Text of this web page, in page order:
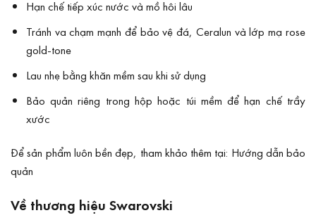
Hạn chế tiếp xúc nước và mồ hôi lâu
Tránh va chạm mạnh để bảo vệ đá, Ceralun và lớp mạ rose
gold-tone
Lau nhẹ bằng khăn mềm sau khi sử dụng
Bảo quản riêng trong hộp hoặc túi mềm để hạn chế trầy
xước
Để sản phẩm luôn bền đẹp, tham khảo thêm tại: Hướng dẫn bảo
quản
Về thương hiệu Swarovski